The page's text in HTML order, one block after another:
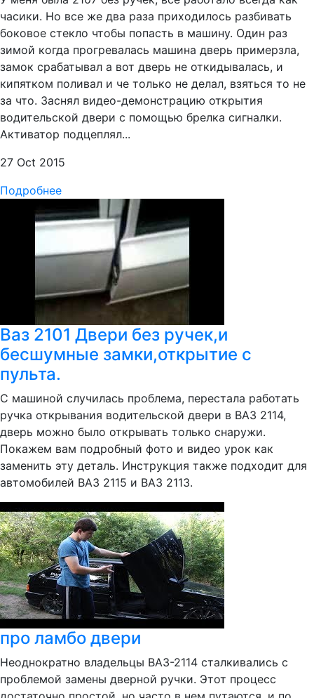
часики. Но все же два раза приходилось разбивать
боковое стекло чтобы попасть в машину. Один раз
зимой когда прогревалась машина дверь примерзла,
замок срабатывал а вот дверь не откидывалась, и
кипятком поливал и че только не делал, взяться то не
за что. Заснял видео-демонстрацию открытия
водительской двери с помощью брелка сигналки.
Активатор подцеплял...
27 Oct 2015
Подробнее
Ваз 2101 Двери без ручек,и
бесшумные замки,открытие с
пульта.
С машиной случилась проблема, перестала работать
ручка открывания водительской двери в ВАЗ 2114,
дверь можно было открывать только снаружи.
Покажем вам подробный фото и видео урок как
заменить эту деталь. Инструкция также подходит для
автомобилей ВАЗ 2115 и ВАЗ 2113.
про ламбо двери
Неоднократно владельцы ВАЗ-2114 сталкивались с
проблемой замены дверной ручки. Этот процесс